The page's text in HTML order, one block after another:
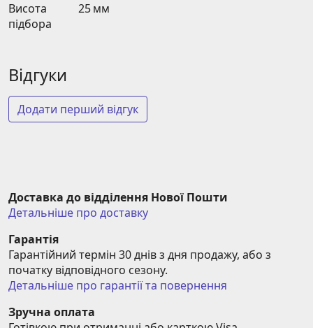
Висота
підбора
25 мм
Відгуки
Додати перший відгук
Доставка до відділення Нової Пошти
Детальніше про доставку
Гарантія
Гарантійний термін 30 днів з дня продажу, або з
початку відповідного сезону.
Детальніше про гарантії та повернення
Зручна оплата